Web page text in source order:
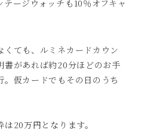
ージウォッチも10％オフキャ
ても、ルミネカードカウン
書があれば約20分ほどのお手
仮カードでもその日のうち
20万円となります。